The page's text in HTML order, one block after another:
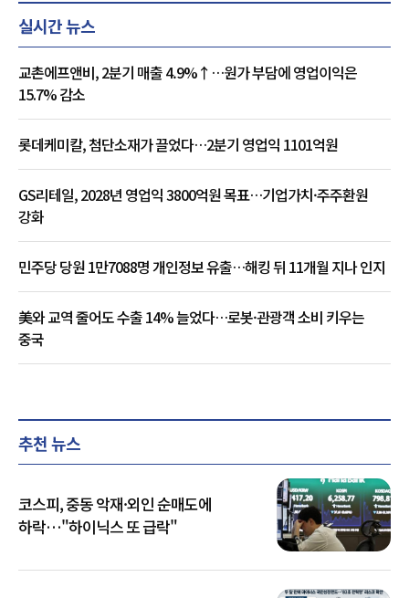
실시간 뉴스
교촌에프앤비, 2분기 매출 4.9%↑…원가 부담에 영업이익은
15.7% 감소
롯데케미칼, 첨단소재가 끌었다…2분기 영업익 1101억원
GS리테일, 2028년 영업익 3800억원 목표…기업가치·주주환원
강화
민주당 당원 1만7088명 개인정보 유출…해킹 뒤 11개월 지나 인지
美와 교역 줄어도 수출 14% 늘었다…로봇·관광객 소비 키우는
중국
추천 뉴스
코스피, 중동 악재·외인 순매도에
하락…"하이닉스 또 급락"